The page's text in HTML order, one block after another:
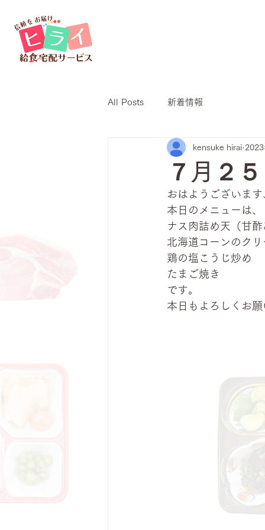
All Posts 新着情報
７月２
kensuke hirai
おはようございま
本日のメニューは、
ナス肉詰め天（甘
北海道コーンのク
鶏の塩こうじ炒め
たまご焼き
です。
本日もよろしくお